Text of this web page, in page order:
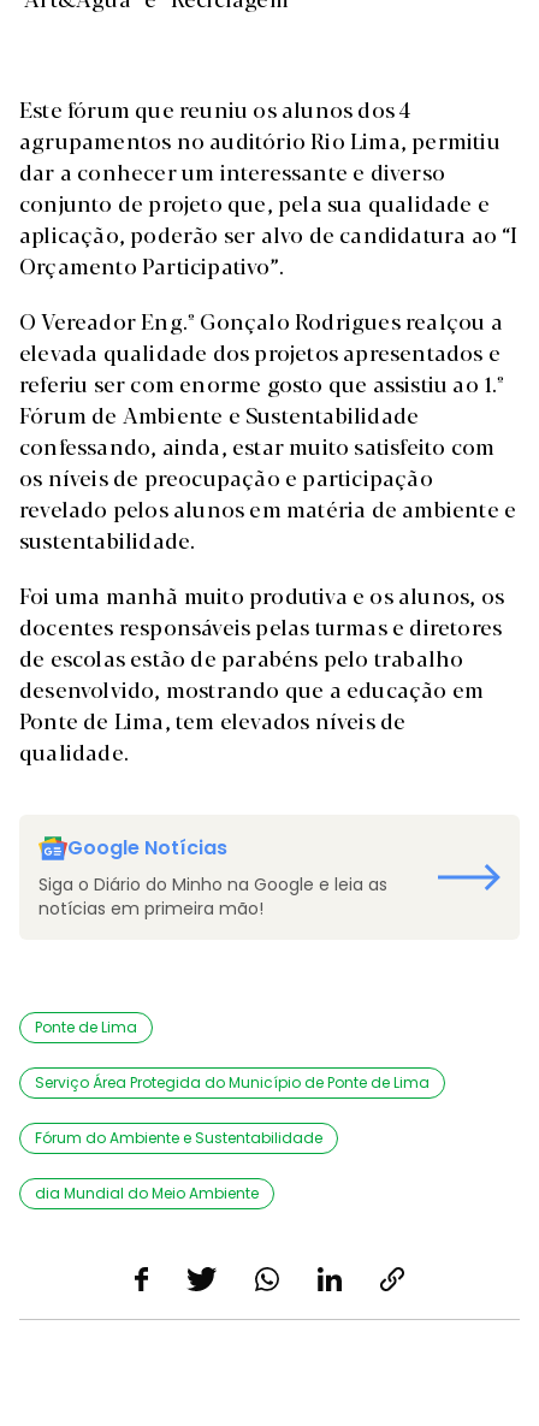
Este fórum que reuniu os alunos dos 4
agrupamentos no auditório Rio Lima, permitiu
dar a conhecer um interessante e diverso
conjunto de projeto que, pela sua qualidade e
aplicação, poderão ser alvo de candidatura ao “I
Orçamento Participativo”.
O Vereador Eng.º Gonçalo Rodrigues realçou a
elevada qualidade dos projetos apresentados e
referiu ser com enorme gosto que assistiu ao 1.º
Fórum de Ambiente e Sustentabilidade
confessando, ainda, estar muito satisfeito com
os níveis de preocupação e participação
revelado pelos alunos em matéria de ambiente e
sustentabilidade.
Foi uma manhã muito produtiva e os alunos, os
docentes responsáveis pelas turmas e diretores
de escolas estão de parabéns pelo trabalho
desenvolvido, mostrando que a educação em
Ponte de Lima, tem elevados níveis de
qualidade.
Google Notícias
Siga o Diário do Minho na Google e leia as
notícias em primeira mão!
Ponte de Lima
Serviço Área Protegida do Município de Ponte de Lima
Fórum do Ambiente e Sustentabilidade
dia Mundial do Meio Ambiente